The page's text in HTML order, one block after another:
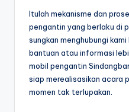
Itulah mekanisme dan
pengantin yang berlaku di
sungkan menghubungi
bantuan atau informasi
mobil pengantin
siap merealisasikan acara
momen tak terlupakan.